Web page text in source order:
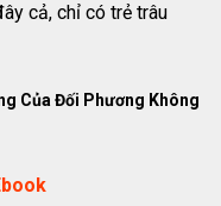
cả, chỉ có trẻ trâu
Của Đối Phương Không